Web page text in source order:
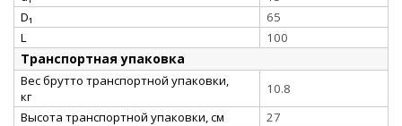
D₁
65
L
100
Транспортная упаковка
Вес брутто транспортной упаковки,
кг
10.8
Высота транспортной упаковки, см
27